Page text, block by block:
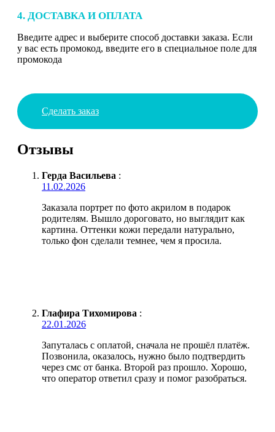
4. ДОСТАВКА И ОПЛАТА
Введите адрес и выберите способ доставки заказа. Если
у вас есть промокод, введите его в специальное поле для
промокода
Сделать заказ
Отзывы
Герда Васильева :
11.02.2026
Заказала портрет по фото акрилом в подарок
родителям. Вышло дороговато, но выглядит как
картина. Оттенки кожи передали натурально,
только фон сделали темнее, чем я просила.
Глафира Тихомирова :
22.01.2026
Запуталась с оплатой, сначала не прошёл платёж.
Позвонила, оказалось, нужно было подтвердить
через смс от банка. Второй раз прошло. Хорошо,
что оператор ответил сразу и помог разобраться.